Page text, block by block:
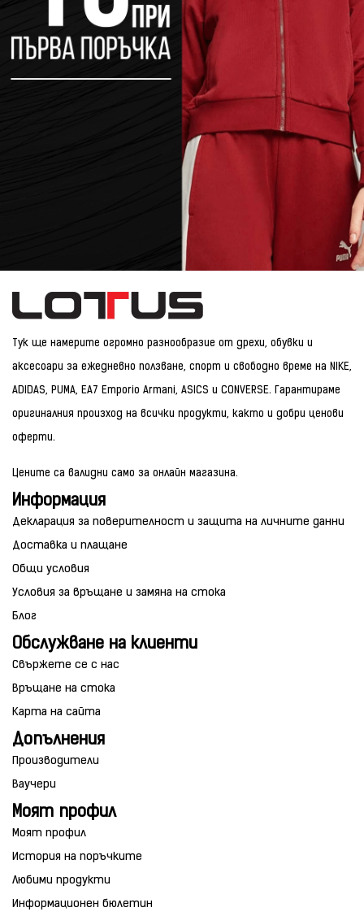
Тук ще намерите огромно разнообразие от дрехи, обувки и
аксесоари за ежедневно ползване, спорт и свободно време на NIKE,
ADIDAS, PUMA, EA7 Emporio Armani, ASICS и CONVERSE. Гарантираме
оригиналния произход на всички продукти, както и добри ценови
оферти.
Цените са валидни само за онлайн магазина.
Информация
Декларация за поверителност и защита на личните данни
Доставка и плащане
Общи условия
Условия за връщане и замяна на стока
Блог
Обслужване на клиенти
Свържете се с нас
Връщане на стока
Карта на сайта
Допълнения
Производители
Ваучери
Моят профил
Моят профил
История на поръчките
Любими продукти
Информационен бюлетин